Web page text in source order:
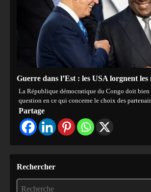
Guerre dans l’Est : les USA lorgnent les
La République démocratique du Congo doit bien
question en ce qui concerne le choix des
Partage
Rechercher